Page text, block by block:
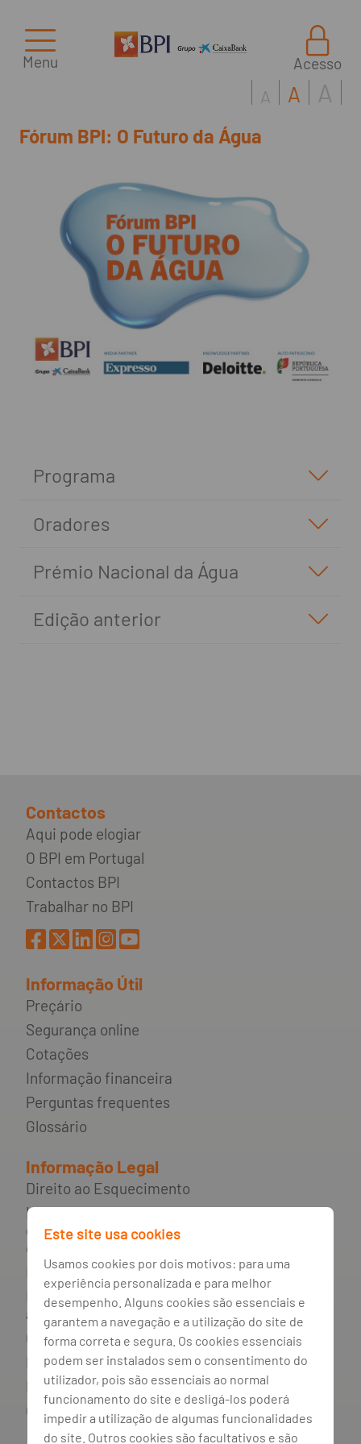
Menu Acesso
Fórum BPI: O Futuro da Água
A A A
Programa
Oradores
Prémio Nacional da Água
Edição anterior
Contactos
Aqui pode elogiar
O BPI em Portugal
Contactos BPI
Trabalhar no BPI
Informação Útil
Preçário
Segurança online
Cotações
Informação financeira
Perguntas frequentes
Glossário
Informação Legal
Direito ao Esquecimento
Incumprimento de contratos de
crédito e rede de apoio ao
consumidor endividado
Mediador do crédito
Livro de reclamações e resolução
alternativa de litígios
Canal de irregularidades
Política de privacidade
Política de cookies
Gestão de cookies
Este site usa cookies
Usamos cookies por dois motivos: para uma
experiência personalizada e para melhor
desempenho. Alguns cookies são essenciais e
garantem a navegação e a utilização do site de
forma correta e segura. Os cookies essenciais
podem ser instalados sem o consentimento do
utilizador, pois são essenciais ao normal
funcionamento do site e desligá-los poderá
impedir a utilização de algumas funcionalidades
do site. Outros cookies são facultativos e são